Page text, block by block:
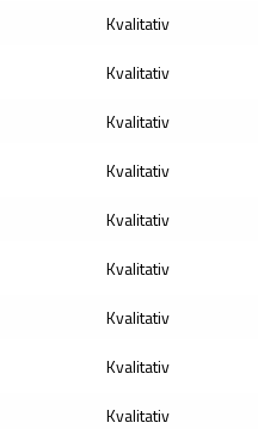
Kvalitativ
Kvalitativ
Kvalitativ
Kvalitativ
Kvalitativ
Kvalitativ
Kvalitativ
Kvalitativ
Kvalitativ